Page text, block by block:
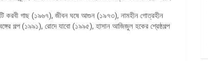
করবী গাছ (১৯৬৭), জীবন ঘষে আগুন (১৯৭৩), নামহীন গোত্রহীন
গল্প (১৯৯১), রোদে যাবো (১৯৯৫), হাসান আজিজুল হকের শ্রেষ্ঠগল্প